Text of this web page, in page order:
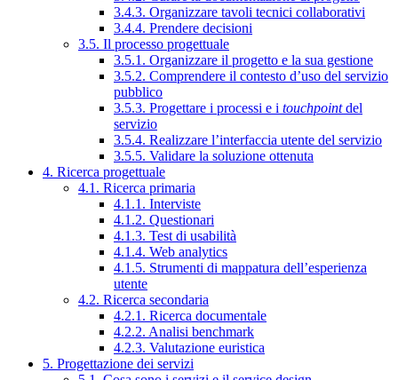
3.4.3. Organizzare tavoli tecnici collaborativi
3.4.4. Prendere decisioni
3.5. Il processo progettuale
3.5.1. Organizzare il progetto e la sua gestione
3.5.2. Comprendere il contesto d’uso del servizio
pubblico
3.5.3. Progettare i processi e i touchpointdel
servizio
3.5.4. Realizzare l’interfaccia utente del servizio
3.5.5. Validare la soluzione ottenuta
4. Ricerca progettuale
4.1. Ricerca primaria
4.1.1. Interviste
4.1.2. Questionari
4.1.3. Test di usabilità
4.1.4. Web analytics
4.1.5. Strumenti di mappatura dell’esperienza
utente
4.2. Ricerca secondaria
4.2.1. Ricerca documentale
4.2.2. Analisi benchmark
4.2.3. Valutazione euristica
5. Progettazione dei servizi